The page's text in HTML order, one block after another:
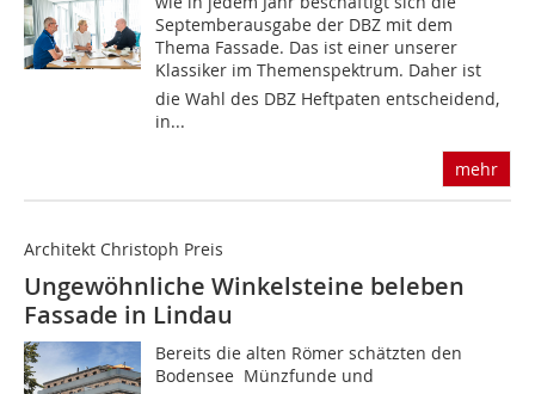
Septemberausgabe der DBZ mit dem
Thema Fassade. Das ist einer unserer
Klassiker im Themenspektrum. Daher ist
die Wahl des DBZ Heftpaten entscheidend,
in...
mehr
Architekt Christoph Preis
Ungewöhnliche Winkelsteine beleben
Fassade in Lindau
Bereits die alten Römer schätzten den
Bodensee  Münzfunde und